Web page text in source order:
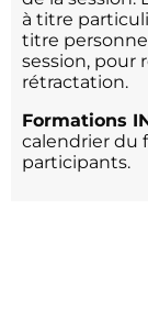
à titre
titre
session, pour
rétractation.
Formations
calendrier du
participants.